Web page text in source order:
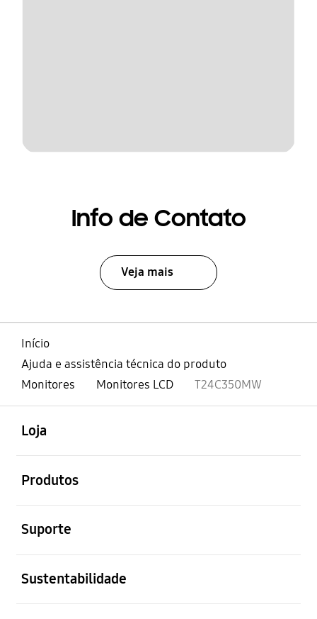
Info de Contato
Veja mais
Início
Ajuda e assistência técnica do produto
Monitores
Monitores LCD T24C350MW
Loja
Produtos
Suporte
Sustentabilidade